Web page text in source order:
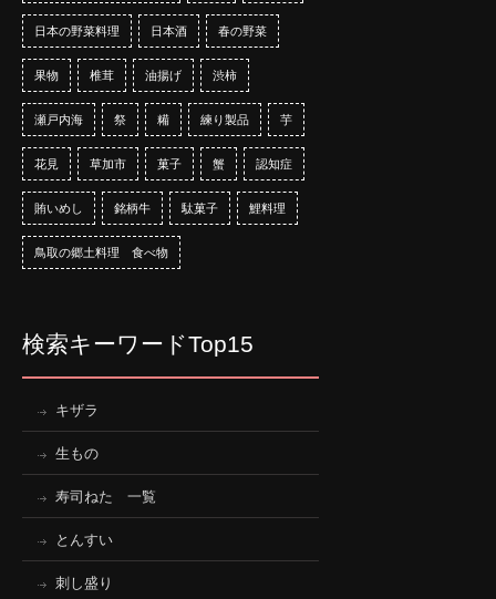
日本の野菜料理 日本酒 春の野菜
果物 椎茸 油揚げ 渋柿
瀬戸内海 祭 糒 練り製品 芋
花見 草加市 菓子 蟹 認知症
賄いめし 銘柄牛 駄菓子 鯉料理
鳥取の郷土料理 食べ物
検索キーワードTop15
キザラ
生もの
寿司ねた 一覧
とんすい
刺し盛り